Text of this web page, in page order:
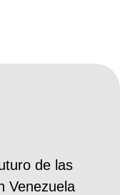
de las
Venezuela